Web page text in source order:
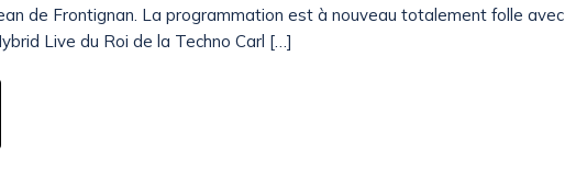
de Frontignan. La programmation est à nouveau totalement folle avec
Live du Roi de la Techno Carl […]